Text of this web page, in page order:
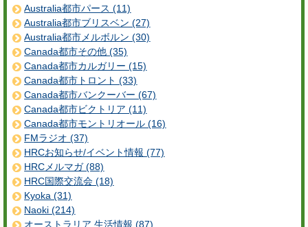
Australia都市パース (11)
Australia都市ブリスベン (27)
Australia都市メルボルン (30)
Canada都市その他 (35)
Canada都市カルガリー (15)
Canada都市トロント (33)
Canada都市バンクーバー (67)
Canada都市ビクトリア (11)
Canada都市モントリオール (16)
FMラジオ (37)
HRCお知らせ/イベント情報 (77)
HRCメルマガ (88)
HRC国際交流会 (18)
Kyoka (31)
Naoki (214)
オーストラリア 生活情報 (87)